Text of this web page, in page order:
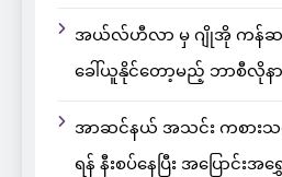
အယ်လ်ဟီလာ မှ ဂျိုအို ကန်
ခေါ်ယူနိုင်တော့မည့် ဘာစီလိုနာ
အာဆင်နယ် အသင်း ကစားသမ
ရန် နီးစပ်နေပြီး အပြောင်း